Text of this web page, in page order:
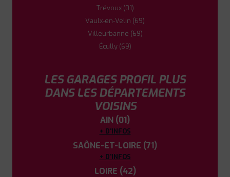
Trévoux (01)
Vaulx-en-Velin (69)
Villeurbanne (69)
Écully (69)
LES GARAGES PROFIL PLUS
DANS LES DÉPARTEMENTS
VOISINS
AIN (01)
+ D'INFOS
SAÔNE-ET-LOIRE (71)
+ D'INFOS
LOIRE (42)